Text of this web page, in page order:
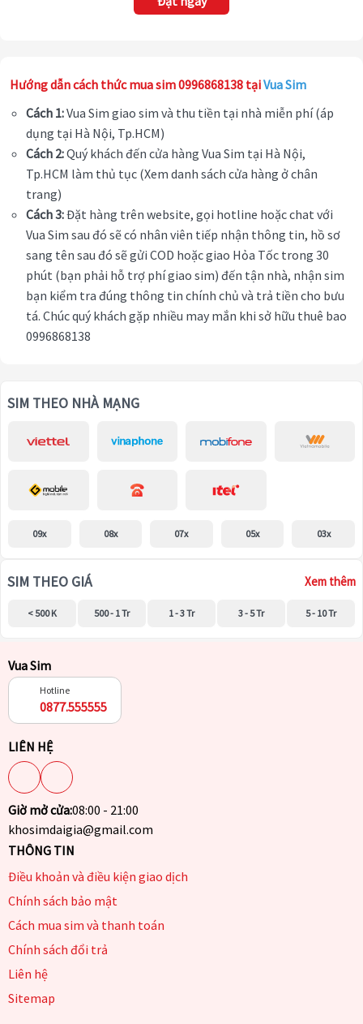
Hướng dẫn cách thức mua sim 0996868138 tạiVua Sim
Cách 1:Vua Sim giao sim và thu tiền tại nhà miễn phí (áp
dụng tại Hà Nội, Tp.HCM)
Cách 2:Quý khách đến cửa hàng Vua Sim tại Hà Nội,
Tp.HCM làm thủ tục (Xem danh sách cửa hàng ở chân
trang)
Cách 3:Đặt hàng trên website, gọi hotline hoặc chat với
Vua Sim sau đó sẽ có nhân viên tiếp nhận thông tin, hồ sơ
sang tên sau đó sẽ gửi COD hoặc giao Hỏa Tốc trong 30
phút (bạn phải hỗ trợ phí giao sim) đến tận nhà, nhận sim
bạn kiểm tra đúng thông tin chính chủ và trả tiền cho bưu
tá. Chúc quý khách gặp nhiều may mắn khi sở hữu thuê bao
0996868138
SIM THEO NHÀ MẠNG
09x 08x 07x 05x 03x
SIM THEO GIÁ Xem thêm
< 500 K 500 - 1 Tr 1 - 3 Tr 3 - 5 Tr 5 - 10 Tr
Vua Sim
Hotline
0877.555555
LIÊN HỆ
Giờ mở cửa:08:00 - 21:00
khosimdaigia@gmail.com
THÔNG TIN
Điều khoản và điều kiện giao dịch
Chính sách bảo mật
Cách mua sim và thanh toán
Chính sách đổi trả
Liên hệ
Sitemap